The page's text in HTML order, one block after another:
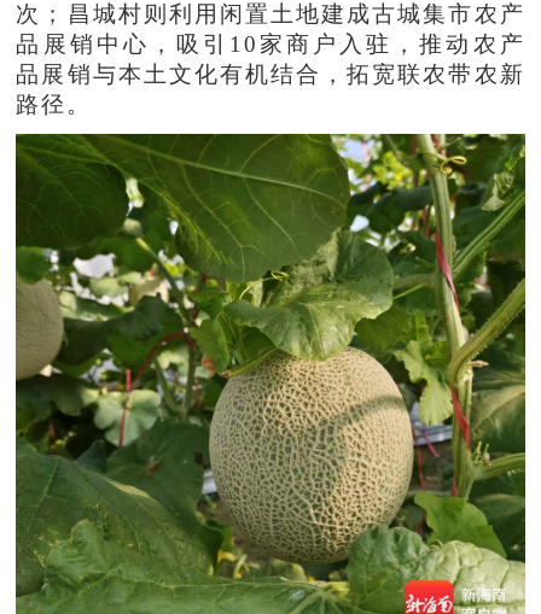
次；昌城村则利用闲置土地建成古城集市农产
品展销中心，吸引10家商户入驻，推动农产
品展销与本土文化有机结合，拓宽联农带农新
路径。